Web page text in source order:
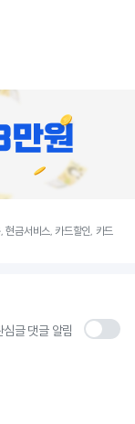
금서비스, 카드할인, 카드
심글 댓글 알림